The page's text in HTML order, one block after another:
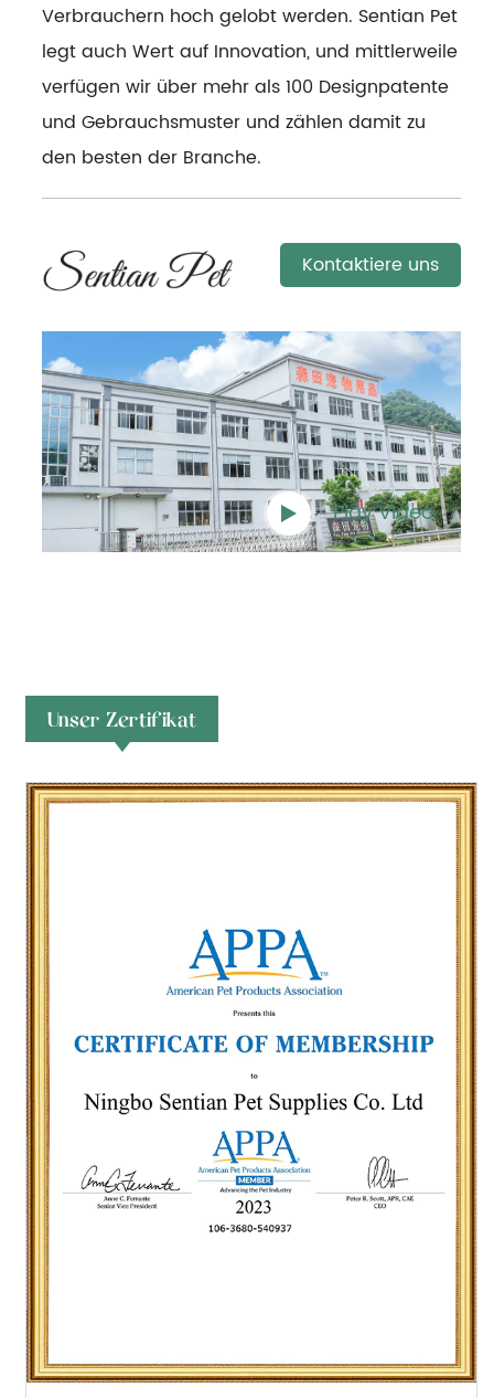
Verbrauchern hoch gelobt werden. Sentian Pet
legt auch Wert auf Innovation, und mittlerweile
verfügen wir über mehr als 100 Designpatente
und Gebrauchsmuster und zählen damit zu
den besten der Branche.
Kontaktiere uns
Play Video
Unser Zertifikat